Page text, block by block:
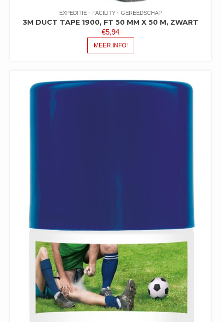
EXPEDITIE FACILITY GEREEDSCHAP
3M DUCT TAPE 1900, FT 50 MM X 50 M, ZWART
€5,94
MEER INFO!